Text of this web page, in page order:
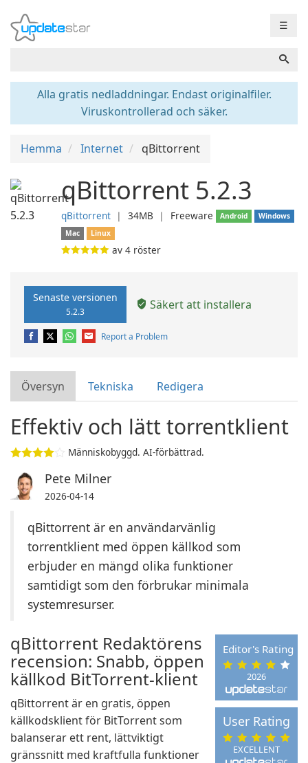
☰
Alla gratis nedladdningar. Endast originalfiler.
Viruskontrollerad och säker.
Hemma Internet qBittorrent
qBittorrent 5.2.3
qBittorrent ❘ 34MB ❘ Freeware Android
Windows
Mac
Linux
av 4 röster
Senaste versionen
5.2.3 Säkert att installera
Report a Problem
Översyn Tekniska Redigera
Effektiv och lätt torrentklient
Människobyggd. AI-förbättrad.
Pete Milner
2026-04-14
qBittorrent är en användarvänlig
torrentklient med öppen källkod som
erbjuder en mängd olika funktioner
samtidigt som den förbrukar minimala
systemresurser.
2026
Editor's Rating
EXCELLENT
User Rating
qBittorrent Redaktörens
recension: Snabb, öppen
källkod BitTorrent-klient
qBittorrent är en gratis, öppen
källkodsklient för BitTorrent som
balanserar ett rent, lättviktigt
gränssnitt med kraftfulla funktioner